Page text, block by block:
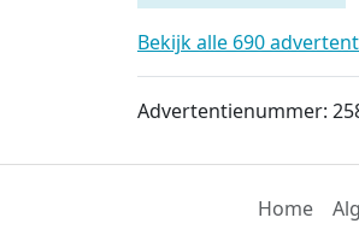
Bekijk alle 690
Advertentienummer:
Home